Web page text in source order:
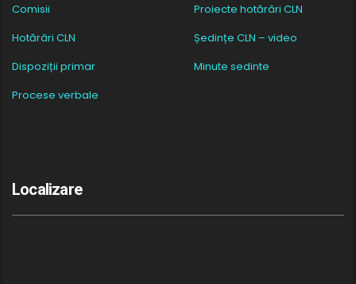
Comisii
Proiecte hotărâri CLN
Hotărâri CLN
Ședințe CLN – video
Dispoziții primar
Minute sedinte
Procese verbale
Localizare